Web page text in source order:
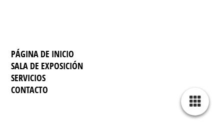
PÁGINA DE INICIO
SALA DE EXPOSICIÓN
SERVICIOS
CONTACTO